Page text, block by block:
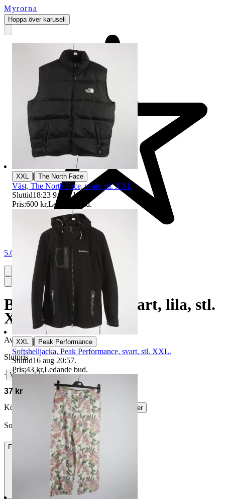
Myrorna
5.0
Byxor, Rablader, svart, lila, stl.
XXL.
Avslutad 17 maj 20:52
Slutpris
∙ Visa bud
37 kr
Köparskydd är valfritt hos företag.
Läs mer
Sollentunafamilj vann auktionen
Frakt 85 kr DSV
Hoppa över karusell
XXL | The North Face
Väst, The North Face, svart, stl. XXL
Sluttid18:23 9 aug 18:23
Pris:600 kr,Ledande bud.
XXL | Peak Performance
Softshelljacka, Peak Performance, svart, stl. XXL.
Sluttid16 aug 20:57.
Pris:43 kr,Ledande bud.